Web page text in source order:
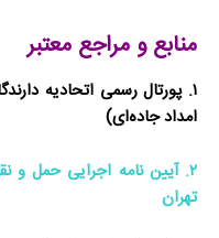
منابع و مراجع معتبر
۱. پورتال رسمی اتحادیه
امداد جاده‌ای)
۲. آیین نامه اجرایی حمل
تهران